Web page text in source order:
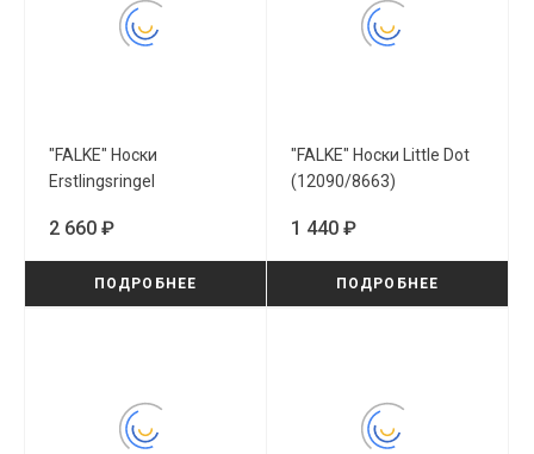
"FALKE" Носки
Erstlingsringel
2 660 ₽
ПОДРОБНЕЕ
"FALKE" Носки Little Dot
(12090/8663)
1 440 ₽
ПОДРОБНЕЕ